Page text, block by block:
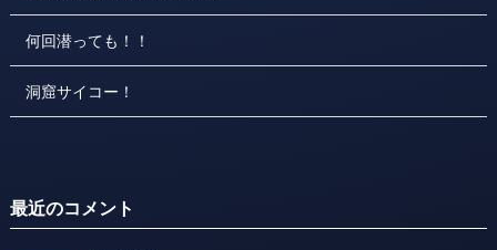
何回潜っても！！
洞窟サイコー！
最近のコメント